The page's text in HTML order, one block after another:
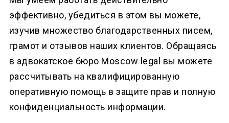
эффективно, убедиться в этом вы можете,
изучив множество благодарственных писем,
грамот и отзывов наших клиентов. Обращаясь
в адвокатское бюро Moscow legal вы можете
рассчитывать на квалифицированную
оперативную помощь в защите прав и полную
конфиденциальность информации.